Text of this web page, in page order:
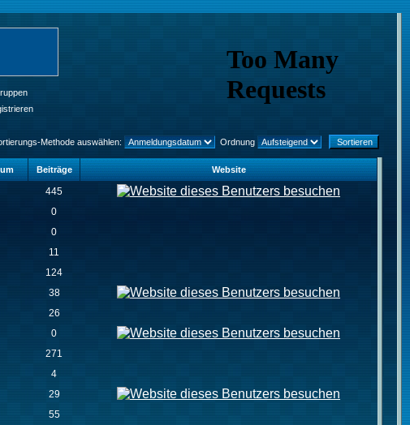
Methode auswählen: Ordnung
Beiträge Website
445
0
0
11
124
38
26
0
271
4
29
55